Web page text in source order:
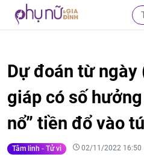
Dự đoán từ
giáp có số
nổ” tiền đổ vào
Tâm linh - Tử vi 02/11/2022 16:50